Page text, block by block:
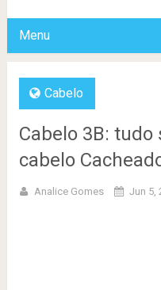
Menu
Cabelo
Cabelo 3B:
cabelo
Analice Gomes Jun 5,